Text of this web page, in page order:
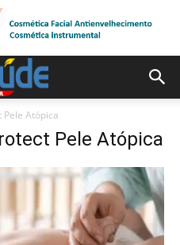
Atópica
Pele Atópica